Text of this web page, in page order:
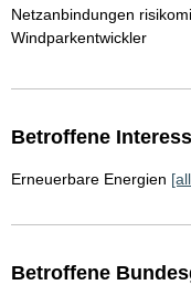
Netzanbindungen
Windparkentwickler
Betroffene
Erneuerbare Energien
Betroffene